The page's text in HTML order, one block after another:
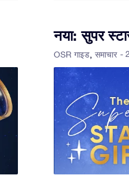
नया: सुपर
OSR गाइड समाचार -